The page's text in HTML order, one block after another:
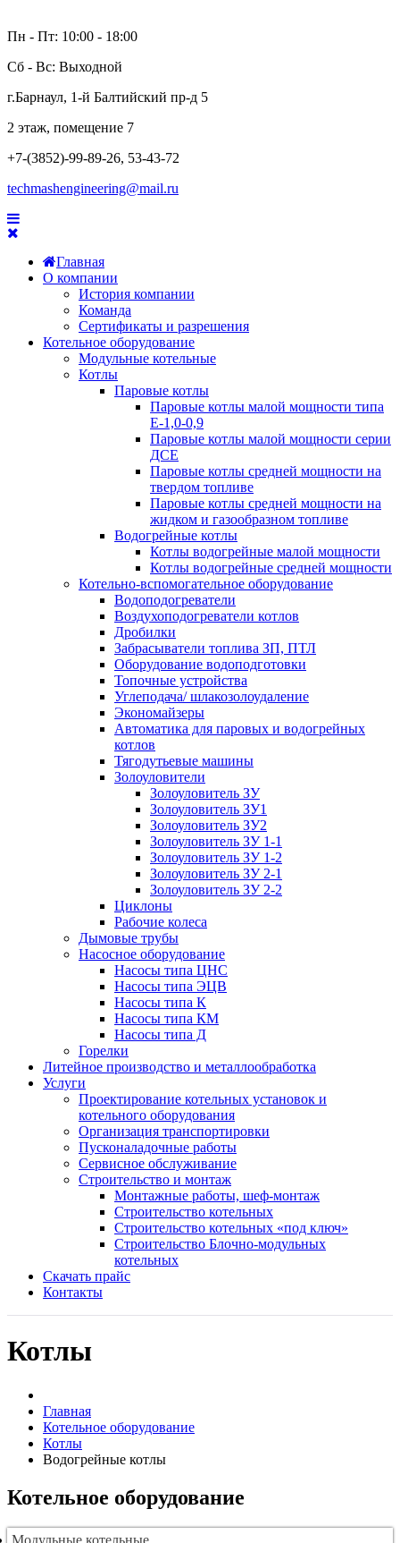
Пн - Пт: 10:00 - 18:00
Сб - Вс: Выходной
г.Барнаул, 1-й Балтийский пр-д 5
2 этаж, помещение 7
+7-(3852)-99-89-26, 53-43-72
techmashengineering@mail.ru
Главная
О компании
История компании
Команда
Сертификаты и разрешения
Котельное оборудование
Модульные котельные
Котлы
Паровые котлы
Паровые котлы малой мощности типа
Е-1,0-0,9
Паровые котлы малой мощности серии
ДСЕ
Паровые котлы средней мощности на
твердом топливе
Паровые котлы средней мощности на
жидком и газообразном топливе
Водогрейные котлы
Котлы водогрейные малой мощности
Котлы водогрейные средней мощности
Котельно-вспомогательное оборудование
Водоподогреватели
Воздухоподогреватели котлов
Дробилки
Забрасыватели топлива ЗП, ПТЛ
Оборудование водоподготовки
Топочные устройства
Углеподача/ шлакозолоудаление
Экономайзеры
Автоматика для паровых и водогрейных
котлов
Тягодутьевые машины
Золоуловители
Золоуловитель ЗУ
Золоуловитель ЗУ1
Золоуловитель ЗУ2
Золоуловитель ЗУ 1-1
Золоуловитель ЗУ 1-2
Золоуловитель ЗУ 2-1
Золоуловитель ЗУ 2-2
Циклоны
Рабочие колеса
Дымовые трубы
Насосное оборудование
Насосы типа ЦНС
Насосы типа ЭЦВ
Насосы типа К
Насосы типа КМ
Насосы типа Д
Горелки
Литейное производство и металлообработка
Услуги
Проектирование котельных установок и
котельного оборудования
Организация транспортировки
Пусконаладочные работы
Сервисное обслуживание
Строительство и монтаж
Монтажные работы, шеф-монтаж
Строительство котельных
Строительство котельных «под ключ»
Строительство Блочно-модульных
котельных
Скачать прайс
Контакты
Котлы
Главная
Котельное оборудование
Котлы
Водогрейные котлы
Котельное оборудование
Модульные котельные